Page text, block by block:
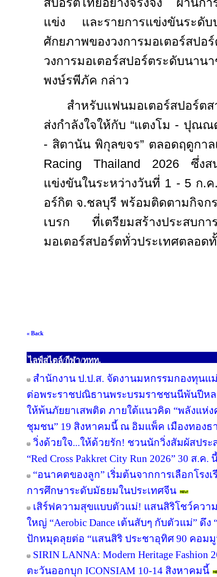
แข่ง และรายการแข่งขันระดั
ศักยภาพของวงการมอเตอร์ส
วงการมอเตอร์สปอร์ตระดับน
พงษ์รพีภัค กล่าว
สำหรับแฟนมอเตอร์สปอร์ต
ส่งกำลังใจให้กับ “แตงโม - ปุณณ
- สิตานัน พิกุลขจร” ตลอดฤดูกา
Racing Thailand 2026 ซึ่งส
แข่งขันในระหว่างวันที่ 1 - 5 ก.
อร์กิต จ.ชลบุรี พร้อมติดตามกิจก
เบรก ที่เตรียมสร้างประสบ
มอเตอร์สปอร์ตทั่วประเทศตลอด
« Back
ไลฟ์สไตล์/กีฬา/ททท.
สำนักงาน ป.ป.ส. จัดงานมหกรรมกองทุนแ
ต่อพระราชปณิธานพระบรมราชชนนีพันปีห
ให้พ้นภัยยาเสพติด ภายใต้แนวคิด “พลังแห่
ชุมชน” 19 สิงหาคมนี้ ณ อิมแพ็ค เมืองทองธ
วิ่งด้วยใจ...ให้ด้วยรัก! ชวนนักวิ่งสัมผัสปร
“Red Cross Pakkret City Run 2026” 30 ส.ค.
“อนาคตของลูก” เริ่มต้นจากการเลือกโรง
การศึกษาระดับมัธยมในประเทศจีน
เสิร์ฟความสุขแบบตัวแม่! แสนสิริโชว์ความ
ใหญ่ “Aerobic Dance เต้นสับๆ กับตัวแม่” ดึ
ปักหมุดลุยต่อ “แสนสิริ ประชาอุทิศ 90 คอม
SIRIN LANNA: Modern Heritage
ตะวันออกบุก ICONSIAM 10-14 สิงหาคมนี้